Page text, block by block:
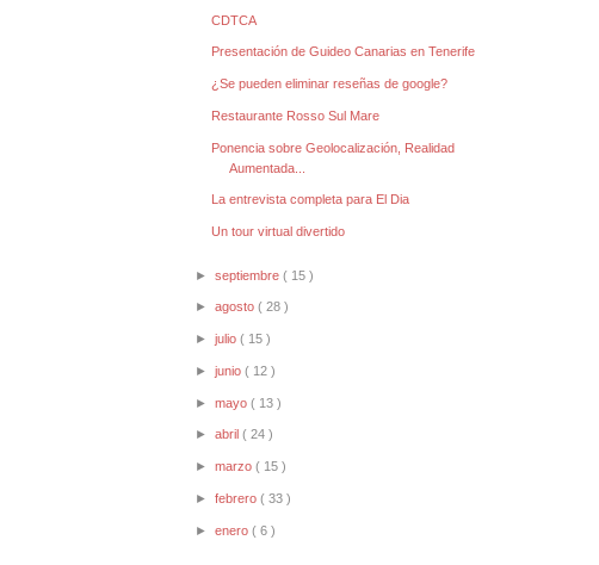
CDTCA
Presentación de Guideo Canarias en Tenerife
¿Se pueden eliminar reseñas de google?
Restaurante Rosso Sul Mare
Ponencia sobre Geolocalización, Realidad
Aumentada...
La entrevista completa para El Dia
Un tour virtual divertido
►septiembre( 15 )
►agosto( 28 )
►julio( 15 )
►junio( 12 )
►mayo( 13 )
►abril( 24 )
►marzo( 15 )
►febrero( 33 )
►enero( 6 )